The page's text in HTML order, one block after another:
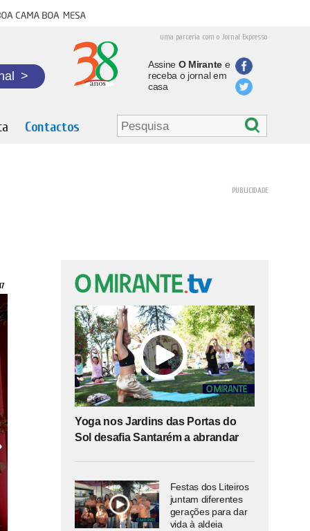
cama boa mesa
uma parceria com o Jornal Expresso
>
Assine O Mirantee
receba o jornal em
casa
Contactos
Yoga nos Jardins das Portas do
Sol desafia Santarém a abrandar
Festas dos Liteiros
juntam diferentes
gerações para dar
vida à aldeia